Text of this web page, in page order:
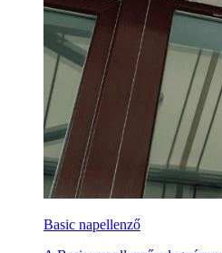
Basic napellenző